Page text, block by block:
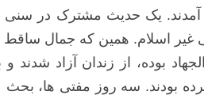
به این ها زده شد، به زندان رفتند. 1970 از
اسلام. همین که جمال
بوده، از زندان آزاد شدند
بودند. سه روز مفتی ها، بحث